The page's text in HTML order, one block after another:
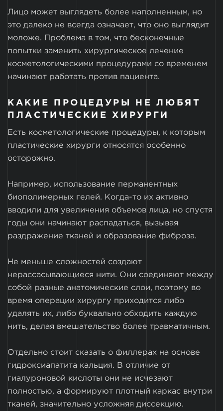
Лицо может выглядеть более наполненным, но
это далеко не всегда означает, что оно выглядит
моложе. Проблема в том, что бесконечные
попытки заменить хирургическое лечение
косметологическими процедурами со временем
начинают работать против пациента.
КАКИЕ ПРОЦЕДУРЫ НЕ ЛЮБЯТ
ПЛАСТИЧЕСКИЕ ХИРУРГИ
Есть косметологические процедуры, к которым
пластические хирурги относятся особенно
осторожно.
Например, использование перманентных
биополимерных гелей. Когда-то их активно
вводили для увеличения объемов лица, но спустя
годы они начинают распадаться, вызывая
раздражение тканей и образование фиброза.
Не меньше сложностей создают
нерассасывающиеся нити. Они соединяют между
собой разные анатомические слои, поэтому во
время операции хирургу приходится либо
удалять их, либо буквально обходить каждую
нить, делая вмешательство более травматичным.
Отдельно стоит сказать о филлерах на основе
гидроксиапатита кальция. В отличие от
гиалуроновой кислоты они не исчезают
полностью, а формируют плотный каркас внутри
тканей, значительно усложняя диссекцию.